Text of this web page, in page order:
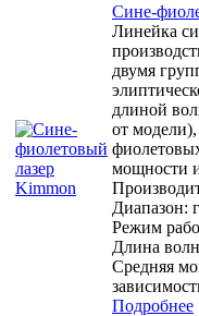
Сине-
Линейка
двумя
длиной
от
мощности
Диапазон:
Режим
Длина
Средняя
Подробнее